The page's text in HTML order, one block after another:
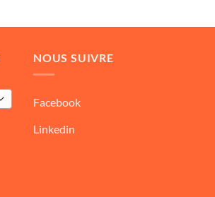
NOUS SUIVRE
Facebook
Linkedin